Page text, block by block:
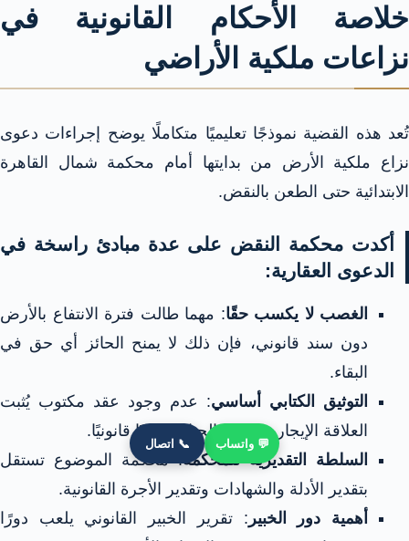
خلاصة الأحكام القانونية في
نزاعات ملكية الأراضي
تُعد هذه القضية نموذجًا تعليميًا متكاملًا يوضح إجراءات دعوى
نزاع ملكية الأرض من بدايتها أمام محكمة شمال القاهرة
الابتدائية حتى الطعن بالنقض.
أكدت محكمة النقض على عدة مبادئ راسخة في
الدعوى العقارية:
الغصب لا يكسب حقًا: مهما طالت فترة الانتفاع بالأرض
دون سند قانوني، فإن ذلك لا يمنح الحائز أي حق في
البقاء.
التوثيق الكتابي أساسي: عدم وجود عقد مكتوب يُثبت
العلاقة الإيجارية يجعل الحيازة غصبًا قانونيًا.
السلطة التقديرية للمحكمة: محكمة الموضوع تستقل
بتقدير الأدلة والشهادات وتقدير الأجرة القانونية.
أهمية دور الخبير : تقرير الخبير القانوني يلعب دورًا
💬 واتساب 📞 اتصال